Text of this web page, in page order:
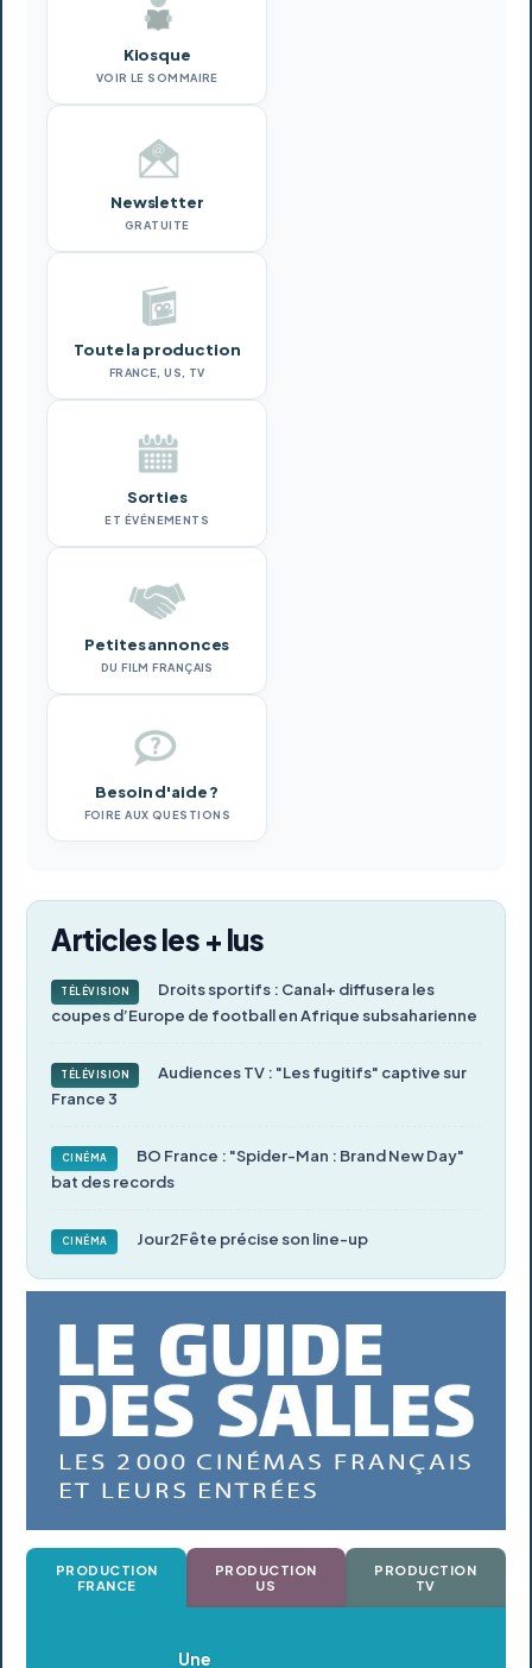
Kiosque
VOIR LE SOMMAIRE
Newsletter
GRATUITE
Toute la production
FRANCE, US, TV
Sorties
ET ÉVÉNEMENTS
Petites annonces
DU FILM FRANÇAIS
Besoin d'aide ?
FOIRE AUX QUESTIONS
Articles les + lus
TÉLÉVISION
Droits sportifs : Canal+ diffusera les
coupes d’Europe de football en Afrique subsaharienne
TÉLÉVISION
Audiences TV : "Les fugitifs" captive sur
France 3
CINÉMA
BO France : "Spider-Man : Brand New Day"
bat des records
CINÉMA Jour2Fête précise son line-up
PRODUCTION
FRANCE
PRODUCTION
US
PRODUCTION
TV
Oldeupe